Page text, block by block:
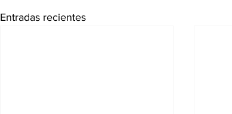
Entradas recientes